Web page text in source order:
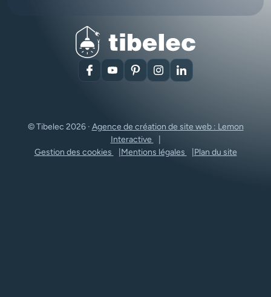
FacebookYouTubePinterestInstagramLinkedIn
© Tibelec 2026 · Agence de création de site web : Lemon
Interactive
Gestion des cookies
Mentions légales Plan du site